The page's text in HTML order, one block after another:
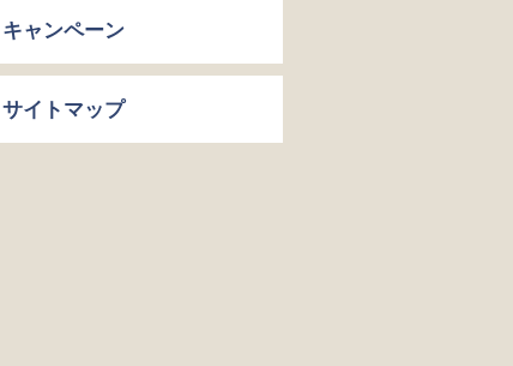
キャンペーン
サイトマップ